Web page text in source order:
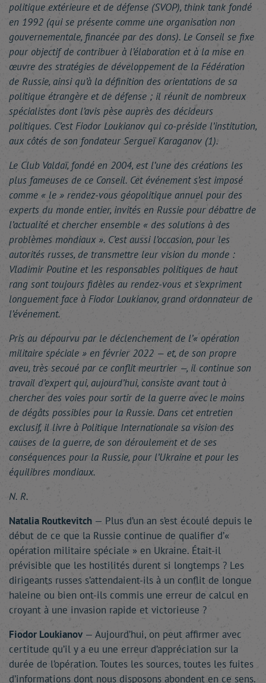
politique extérieure et de défense (SVOP), think tank fondé
en 1992 (qui se présente comme une organisation non
gouvernementale, financée par des dons). Le Conseil se fixe
pour objectif de contribuer à l’élaboration et à la mise en
œuvre des stratégies de développement de la Fédération
de Russie, ainsi qu’à la définition des orientations de sa
politique étrangère et de défense ; il réunit de nombreux
spécialistes dont l’avis pèse auprès des décideurs
politiques. C’est Fiodor Loukianov qui co-préside l’institution,
aux côtés de son fondateur Sergueï Karaganov (1).
Le Club Valdaï, fondé en 2004, est l’une des créations les
plus fameuses de ce Conseil. Cet événement s’est imposé
comme « le » rendez-vous géopolitique annuel pour des
experts du monde entier, invités en Russie pour débattre de
l’actualité et chercher ensemble « des solutions à des
problèmes mondiaux ». C’est aussi l’occasion, pour les
autorités russes, de transmettre leur vision du monde :
Vladimir Poutine et les responsables politiques de haut
rang sont toujours fidèles au rendez-vous et s’expriment
longuement face à Fiodor Loukianov, grand ordonnateur de
l’événement.
Pris au dépourvu par le déclenchement de l’« opération
militaire spéciale » en février 2022 — et, de son propre
aveu, très secoué par ce conflit meurtrier —, il continue son
travail d’expert qui, aujourd’hui, consiste avant tout à
chercher des voies pour sortir de la guerre avec le moins
de dégâts possibles pour la Russie. Dans cet entretien
exclusif, il livre à Politique Internationale sa vision des
causes de la guerre, de son déroulement et de ses
conséquences pour la Russie, pour l’Ukraine et pour les
équilibres mondiaux.
N. R.
Natalia Routkevitch — Plus d’un an s’est écoulé depuis le
début de ce que la Russie continue de qualifier d’«
opération militaire spéciale » en Ukraine. Était-il
prévisible que les hostilités durent si longtemps ? Les
dirigeants russes s’attendaient-ils à un conflit de longue
haleine ou bien ont-ils commis une erreur de calcul en
croyant à une invasion rapide et victorieuse ?
Fiodor Loukianov — Aujourd’hui, on peut affirmer avec
certitude qu’il y a eu une erreur d’appréciation sur la
durée de l’opération. Toutes les sources, toutes les fuites
d’informations dont nous disposons abondent en ce sens.